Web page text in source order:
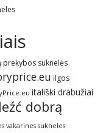
prekybos suknelės
ilgos
itališki drabužiai
dobrą
vakarines sukneles